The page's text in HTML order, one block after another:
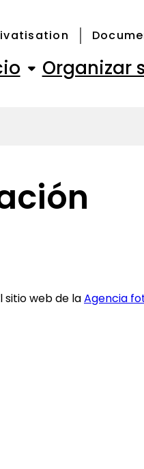
Organizar
sitio web de laAgencia